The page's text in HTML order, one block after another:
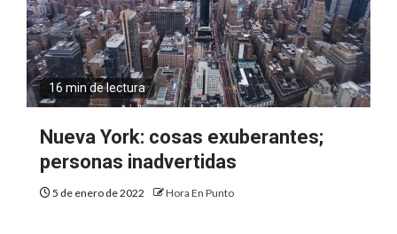
16 min de lectura
Nueva York: cosas exuberantes;
personas inadvertidas
5 de enero de 2022 Hora En Punto